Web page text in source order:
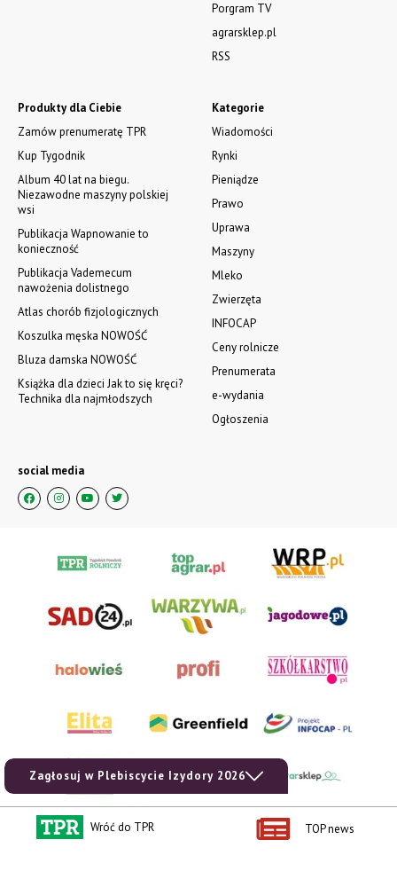
Zagłosuj w Plebiscycie Izydory 2026
Kategorie
Wiadomości
Rynki
Pieniądze
Prawo
Uprawa
Maszyny
Mleko
Zwierzęta
INFOCAP
Ceny rolnicze
Prenumerata
e-wydania
Ogłoszenia
Produkty dla Ciebie
Zamów prenumeratę TPR
Kup Tygodnik
Album 40 lat na biegu.
Niezawodne maszyny polskiej
wsi
Publikacja Wapnowanie to
konieczność
Publikacja Vademecum
nawożenia dolistnego
Atlas chorób fizjologicznych
Koszulka męska NOWOŚĆ
Bluza damska NOWOŚĆ
Książka dla dzieci Jak to się kręci?
Technika dla najmłodszych
Porgram TV
agrarsklep.pl
RSS
social media
Wróć do TPR TOP news